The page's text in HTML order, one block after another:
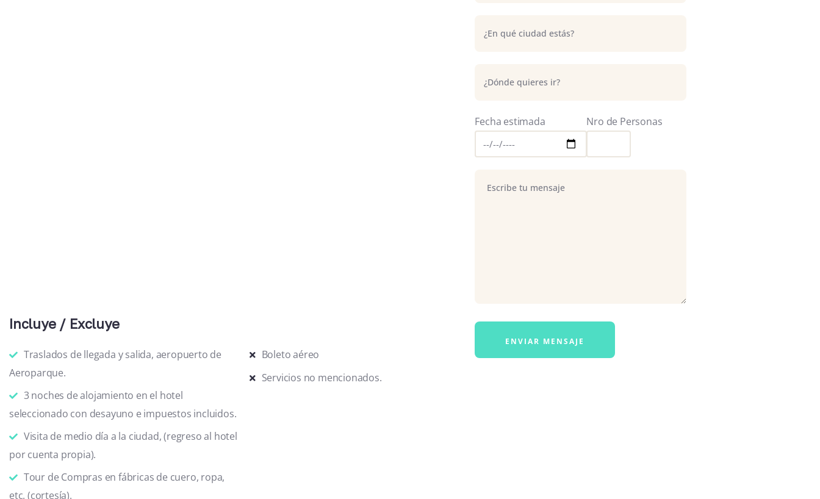
Incluye / Excluye
Traslados de llegada y salida, aeropuerto de
Aeroparque.
3 noches de alojamiento en el hotel
seleccionado con desayuno e impuestos incluidos.
Visita de medio día a la ciudad, (regreso al hotel
por cuenta propia).
Tour de Compras en fábricas de cuero, ropa,
etc. (cortesía).
Boleto aéreo
Servicios no mencionados.
Fecha estimada Nro de Personas